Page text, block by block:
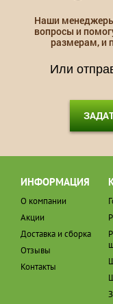
Наши
вопросы и
размерам, и
Или
ИНФОРМАЦИЯ
О компании
Акции
Доставка и сборка
Отзывы
Контакты